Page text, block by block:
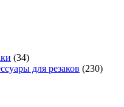
(34)
для резаков (230)